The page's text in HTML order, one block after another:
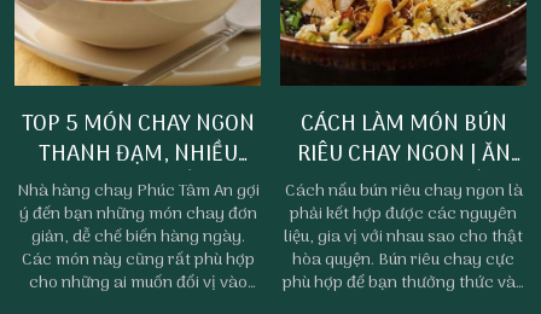
TOP 5 MÓN CHAY NGON
THANH ĐẠM, NHIỀU
DƯỠNG CHẤT
Nhà hàng chay Phúc Tâm An gợi
ý đến bạn những món chay đơn
giản, dễ chế biến hàng ngày.
Các món này cũng rất phù hợp
cho những ai muốn đổi vị vào
CÁCH LÀM MÓN BÚN
RIÊU CHAY NGON | ĂN
CHAY PHAN THIẾT
Cách nấu bún riêu chay ngon là
phải kết hợp được các nguyên
liệu, gia vị với nhau sao cho thật
hòa quyện. Bún riêu chay cực
phù hợp để bạn thưởng thức vào